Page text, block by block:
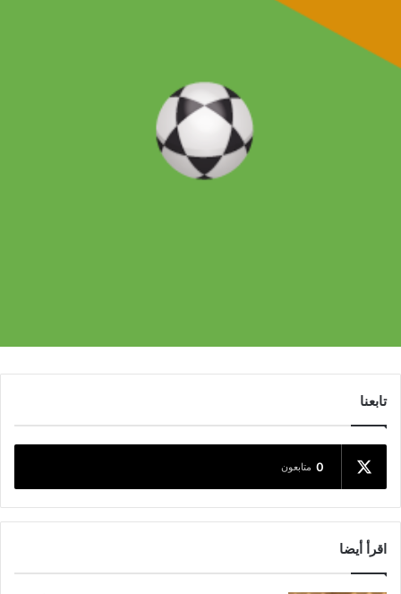
تابعنا
0 متابعون
اقرأ أيضا